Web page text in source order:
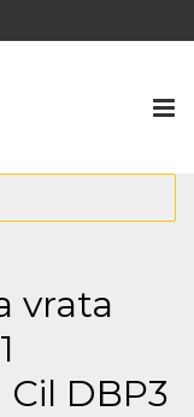
vrata
DBP3